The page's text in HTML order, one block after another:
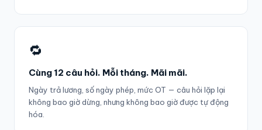
🔁
Cùng 12 câu hỏi. Mỗi tháng. Mãi mãi.
Ngày trả lương, số ngày phép, mức OT — câu hỏi lặp lại
không bao giờ dừng, nhưng không bao giờ được tự động
hóa.